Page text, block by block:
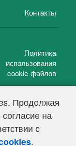
Продолжая
на
с
.
Контакты
Политика
использования
cookie-файлов
39848, выдано